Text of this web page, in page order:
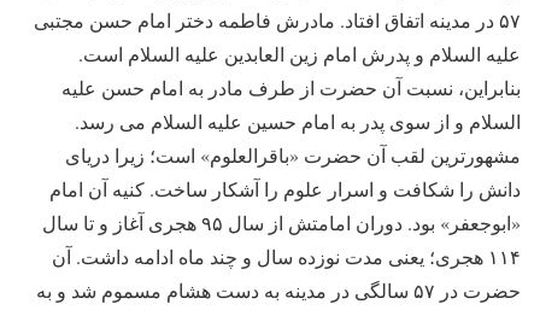
۵۷ در مدینه اتفاق افتاد. مادرش فاطمه دختر امام حسن مجتبی
علیه السلام و پدرش امام زین العابدین علیه السلام است.
بنابراین، نسبت آن حضرت از طرف مادر به امام حسن علیه
السلام و از سوی پدر به امام حسین علیه السلام می رسد.
مشهورترین لقب آن حضرت «باقرالعلوم» است؛ زیرا دریای
دانش را شکافت و اسرار علوم را آشکار ساخت. کنیه آن امام
«ابوجعفر» بود. دوران امامتش از سال ۹۵ هجری آغاز و تا سال
۱۱۴ هجری؛ یعنی مدت نوزده سال و چند ماه ادامه داشت. آن
حضرت در ۵۷ سالگی در مدینه به دست هشام مسموم شد و به